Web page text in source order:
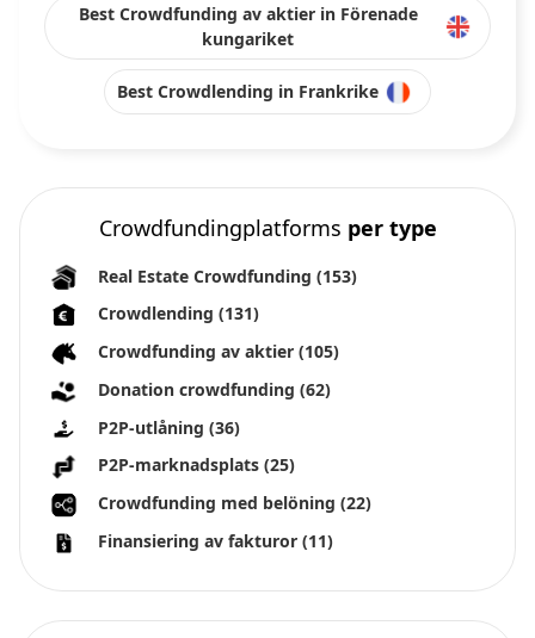
Best Crowdfunding av aktier in Förenade
kungariket
Best Crowdlending in Frankrike
Crowdfundingplatforms per type
Real Estate Crowdfunding (153)
Crowdlending (131)
Crowdfunding av aktier (105)
Donation crowdfunding (62)
P2P-utlåning (36)
P2P-marknadsplats (25)
Crowdfunding med belöning (22)
Finansiering av fakturor (11)